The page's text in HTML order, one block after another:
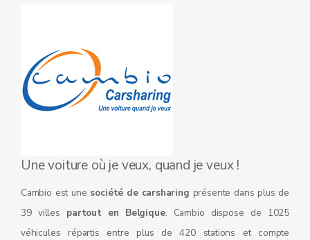
Une voiture où je veux, quand je veux !
Cambio est une société de carsharing présente dans plus de
39 villes partout en Belgique. Cambio dispose de 1025
véhicules répartis entre plus de 420 stations et compte